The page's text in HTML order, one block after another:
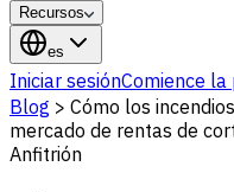
Recursos
es
Iniciar sesiónComience
Blog > Cómo los
mercado de rentas de
Anfitrión